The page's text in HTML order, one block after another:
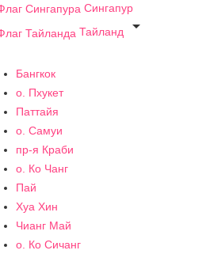
Сингапур
Тайланд

Бангкок
о. Пхукет
Паттайя
о. Самуи
пр-я Краби
о. Ко Чанг
Пай
Хуа Хин
Чианг Май
о. Ко Сичанг